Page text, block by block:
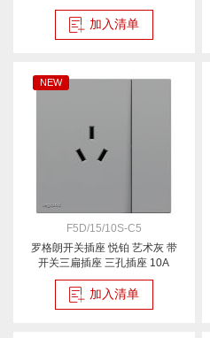
加入清单
NEW
F5D/15/10S-C5
罗格朗开关插座 悦铂 艺术灰 带
开关三扁插座 三孔插座 10A
加入清单